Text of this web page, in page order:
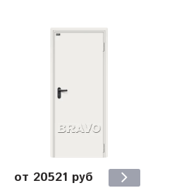
от 20521 руб